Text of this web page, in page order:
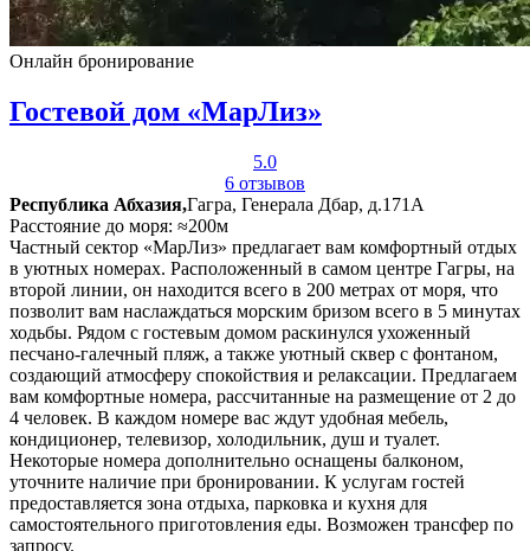
Онлайн бронирование
Гостевой дом «МарЛиз»
5.0
6 отзывов
Республика Абхазия,Гагра, Генерала Дбар, д.171А
Расстояние до моря: ≈200м
Частный сектор «МарЛиз» предлагает вам комфортный отдых
в уютных номерах. Расположенный в самом центре Гагры, на
второй линии, он находится всего в 200 метрах от моря, что
позволит вам наслаждаться морским бризом всего в 5 минутах
ходьбы. Рядом с гостевым домом раскинулся ухоженный
песчано-галечный пляж, а также уютный сквер с фонтаном,
создающий атмосферу спокойствия и релаксации. Предлагаем
вам комфортные номера, рассчитанные на размещение от 2 до
4 человек. В каждом номере вас ждут удобная мебель,
кондиционер, телевизор, холодильник, душ и туалет.
Некоторые номера дополнительно оснащены балконом,
уточните наличие при бронировании. К услугам гостей
предоставляется зона отдыха, парковка и кухня для
самостоятельного приготовления еды. Возможен трансфер по
запросу.